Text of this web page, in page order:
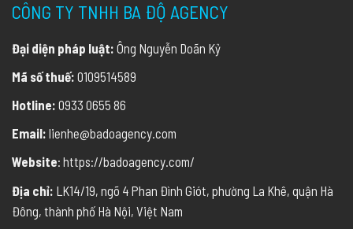
CÔNG TY TNHH BA ĐỘ AGENCY
Đại diện pháp luật: Ông Nguyễn Doãn Kỷ
Mã số thuế: 0109514589
Hotline: 0933 0655 86
Email: lienhe@badoagency.com
Website: https://badoagency.com/
Địa chỉ: LK14/19, ngõ 4 Phan Đình Giót, phường La Khê, quận Hà
Đông, thành phố Hà Nội, Việt Nam